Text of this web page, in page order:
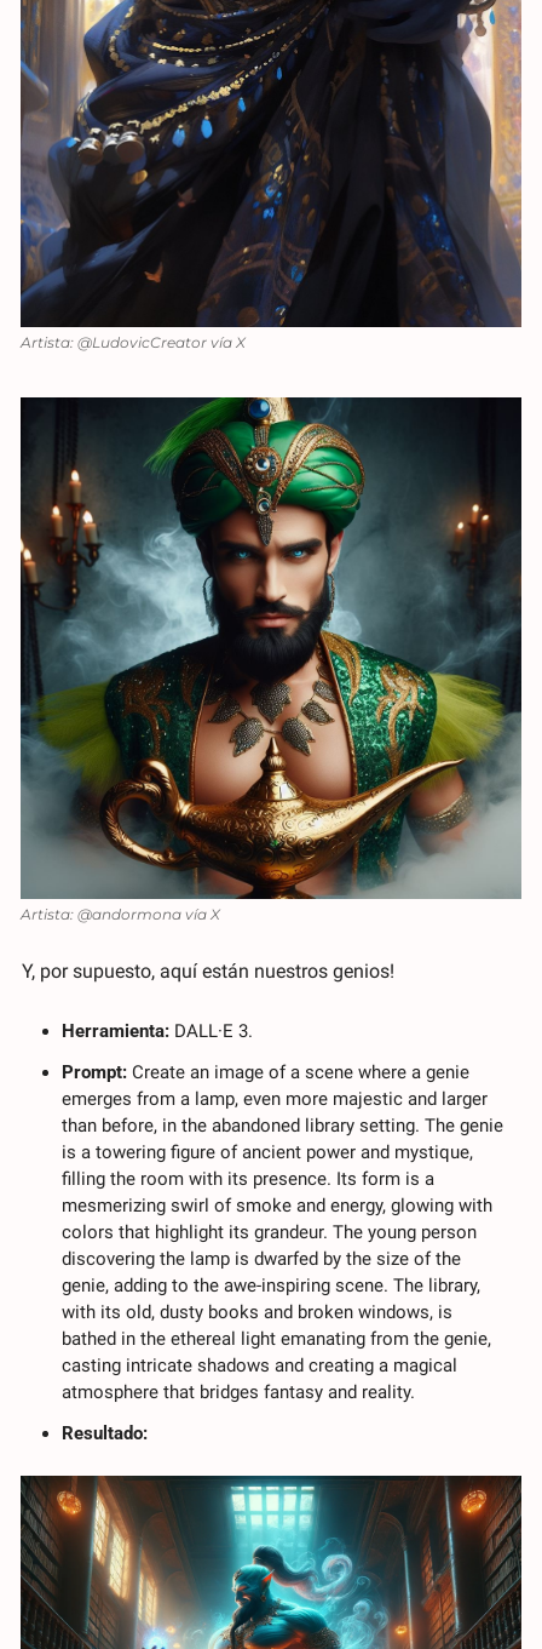
Artista: @LudovicCreator vía X
Artista: @andormona vía X
Y, por supuesto, aquí están nuestros genios!
Herramienta: DALL·E 3.
Prompt: Create an image of a scene where a genie
emerges from a lamp, even more majestic and larger
than before, in the abandoned library setting. The genie
is a towering figure of ancient power and mystique,
filling the room with its presence. Its form is a
mesmerizing swirl of smoke and energy, glowing with
colors that highlight its grandeur. The young person
discovering the lamp is dwarfed by the size of the
genie, adding to the awe-inspiring scene. The library,
with its old, dusty books and broken windows, is
bathed in the ethereal light emanating from the genie,
casting intricate shadows and creating a magical
atmosphere that bridges fantasy and reality.
Resultado: